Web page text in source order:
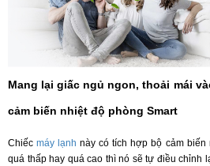
Mang lại giấc ngủ ngon, thoải mái
cảm biến nhiệt độ phòng Smart
Chiếcmáy lạnh này có tích hợp bộ cảm
quá thấp hay quá cao thì nó sẽ tự điều chỉnh